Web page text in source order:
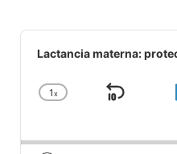
Audio
Player
Lactancia materna:
Change
1x
Skip